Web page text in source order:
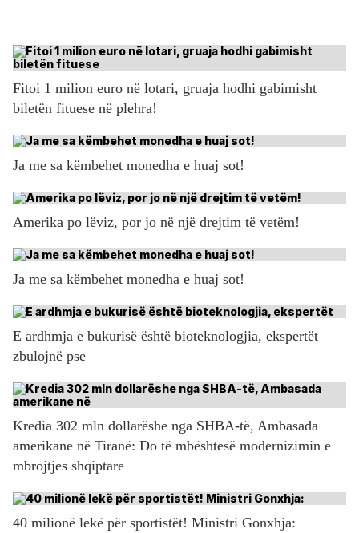
Fitoi 1 milion euro në lotari, gruaja hodhi gabimisht
biletën fituese në plehra!
Ja me sa këmbehet monedha e huaj sot!
Amerika po lëviz, por jo në një drejtim të vetëm!
Ja me sa këmbehet monedha e huaj sot!
E ardhmja e bukurisë është bioteknologjia, ekspertët
zbulojnë pse
Kredia 302 mln dollarëshe nga SHBA-të, Ambasada
amerikane në Tiranë: Do të mbështesë modernizimin e
mbrojtjes shqiptare
40 milionë lekë për sportistët! Ministri Gonxhja: